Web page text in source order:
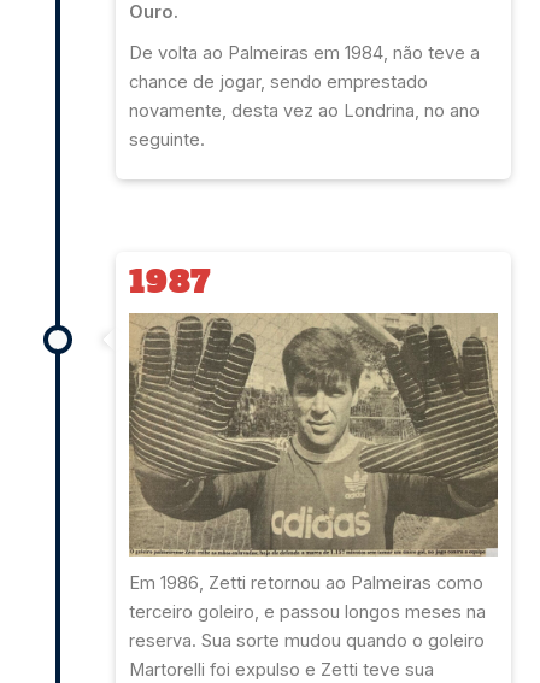
Ouro.
De volta ao Palmeiras em 1984, não teve a
chance de jogar, sendo emprestado
novamente, desta vez ao Londrina, no ano
seguinte.
1987
Em 1986, Zetti retornou ao Palmeiras como
terceiro goleiro, e passou longos meses na
reserva. Sua sorte mudou quando o goleiro
Martorelli foi expulso e Zetti teve sua